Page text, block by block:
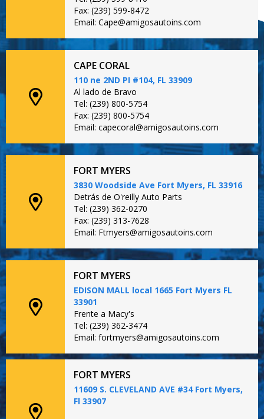
Fax: (239) 599-8472
Email: Cape@amigosautoins.com
CAPE CORAL
110 ne 2ND PI #104, FL 33909
Al lado de Bravo
Tel: (239) 800-5754
Fax: (239) 800-5754
Email: capecoral@amigosautoins.com
FORT MYERS
3830 Woodside Ave Fort Myers, FL 33916
Detrás de O'reilly Auto Parts
Tel: (239) 362-0270
Fax: (239) 313-7628
Email: Ftmyers@amigosautoins.com
FORT MYERS
EDISON MALL local 1665 Fort Myers FL
33901
Frente a Macy's
Tel: (239) 362-3474
Email: fortmyers@amigosautoins.com
FORT MYERS
11609 S. CLEVELAND AVE #34 Fort Myers,
Fl 33907